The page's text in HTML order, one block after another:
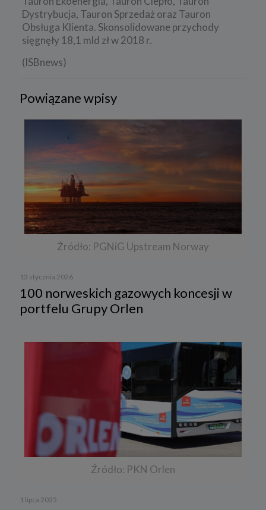
Dystrybucja, Tauron Sprzedaż oraz Tauron
Obsługa Klienta. Skonsolidowane przychody
sięgnęły 18,1 mld zł w 2018 r.
(ISBnews)
Powiązane wpisy
Źródło: PGNiG Upstream Norway
13 stycznia 2026
100 norweskich gazowych koncesji w
portfelu Grupy Orlen
Źródło: PKN Orlen
1 lipca 2025